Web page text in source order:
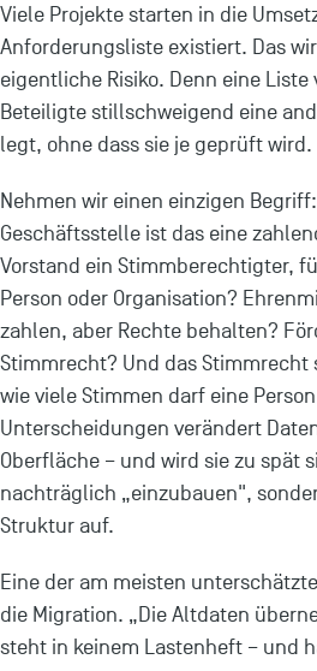
Viele Projekte starten in die
Anforderungsliste existiert. Das
eigentliche Risiko. Denn eine
Beteiligte stillschweigend eine
legt, ohne dass sie je geprüft wird.
Nehmen wir einen einzigen
Geschäftsstelle ist das eine
Vorstand ein Stimmberechtigter,
Person oder Organisation?
zahlen, aber Rechte behalten?
Stimmrecht? Und das
wie viele Stimmen darf eine
Unterscheidungen verändert
Oberfläche – und wird sie zu spät
nachträglich „einzubauen",
Struktur auf.
Eine der am meisten
die Migration. „Die Altdaten
steht in keinem Lastenheft – und